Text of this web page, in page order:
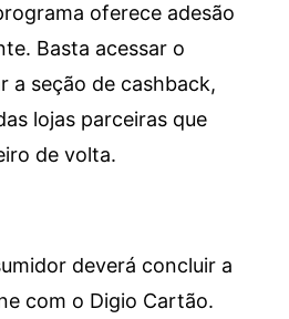
oferece adesão
Basta acessar o
a seção de cashback,
lojas parceiras que
de volta.
deverá concluir a
com o Digio Cartão.